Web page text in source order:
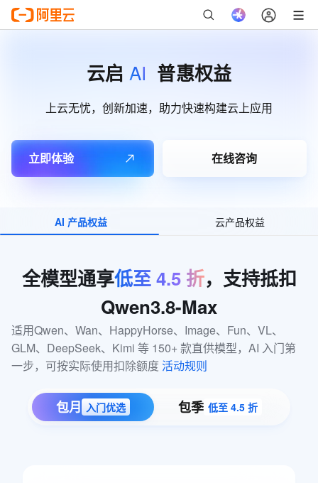
云启 AI 普惠权益
上云无忧，创新加速，助力快速构建云上应用
立即体验 在线咨询
AI 产品权益 云产品权益
全模型通享低至 4.5 折，支持抵扣
Qwen3.8-Max
适用Qwen、Wan、HappyHorse、Image、Fun、VL、
GLM、DeepSeek、Kimi 等 150+ 款直供模型，AI 入门第
一步，可按实际使用扣除额度 活动规则
包月 入门优选 包季 低至 4.5 折